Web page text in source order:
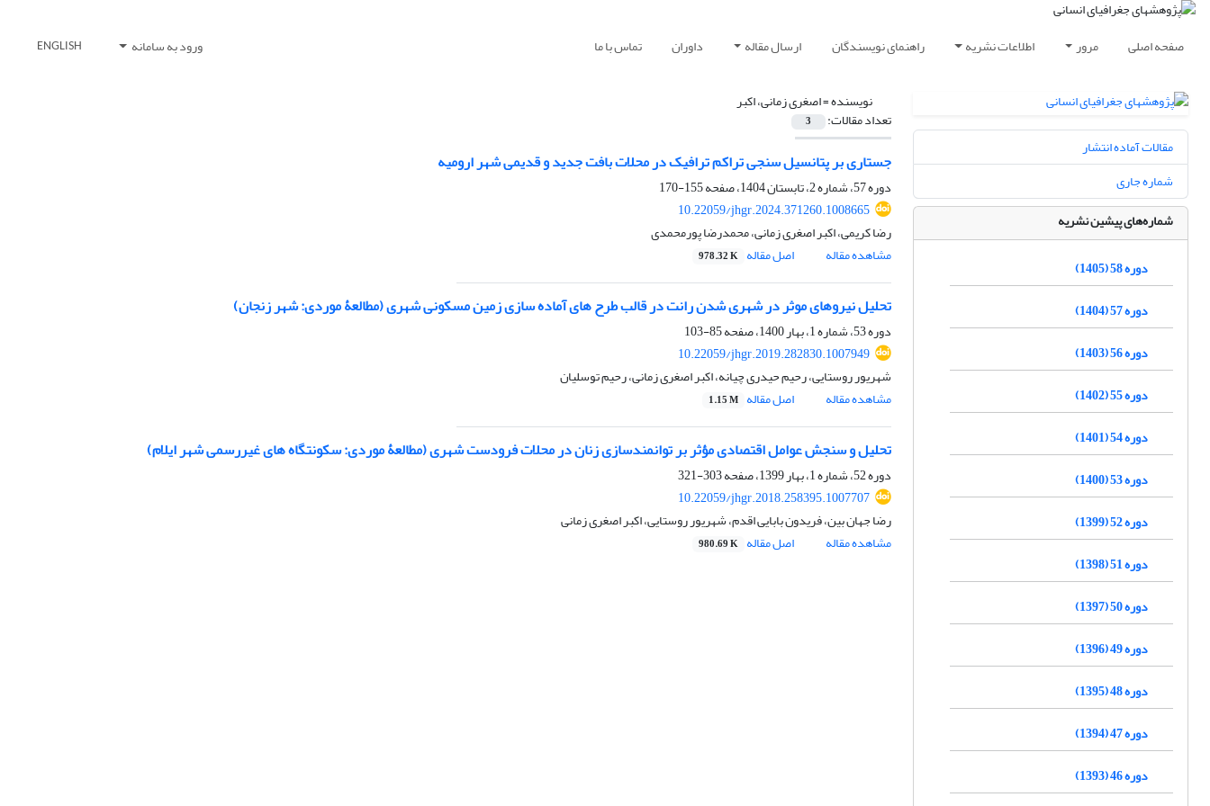
صفحه اصلی مرور اطلاعات نشریه راهنمای نویسندگان ارسال مقاله داوران تماس با ما ورود به سامانه ENGLISH
نویسنده =اصغری زمانی، اکبر
تعداد مقالات: 3
جستاری بر پتانسیل سنجی تراکم ترافیک در محلات بافت جدید و قدیمی شهر ارومیه
دوره 57، شماره 2، تابستان 1404، صفحه
155-170
10.22059/jhgr.2024.371260.1008665
رضا کریمی، اکبر اصغری زمانی، محمدرضا پورمحمدی
مشاهده مقاله
اصل مقاله 978.32 K
تحلیل نیروهای موثر در شهری شدن رانت در قالب طرح های آماده سازی زمین مسکونی شهری (مطالعۀ موردی: شهر زنجان)
دوره 53، شماره 1، بهار 1400، صفحه
85-103
10.22059/jhgr.2019.282830.1007949
شهریور روستایی، رحیم حیدری چیانه، اکبر اصغری زمانی، رحیم توسلیان
مشاهده مقاله
اصل مقاله 1.15 M
تحلیل و سنجش عوامل اقتصادی مؤثر بر توانمندسازی زنان در محلات فرودست شهری (مطالعۀ موردی: سکونتگاه های غیررسمی شهر ایلام)
دوره 52، شماره 1، بهار 1399، صفحه
303-321
10.22059/jhgr.2018.258395.1007707
رضا جهان بین، فریدون بابایی اقدم، شهریور روستایی، اکبر اصغری زمانی
مشاهده مقاله
اصل مقاله 980.69 K
مقالات آماده انتشار
شماره جاری
شماره‌های پیشین نشریه
دوره 58 (1405)
دوره 57 (1404)
دوره 56 (1403)
دوره 55 (1402)
دوره 54 (1401)
دوره 53 (1400)
دوره 52 (1399)
دوره 51 (1398)
دوره 50 (1397)
دوره 49 (1396)
دوره 48 (1395)
دوره 47 (1394)
دوره 46 (1393)